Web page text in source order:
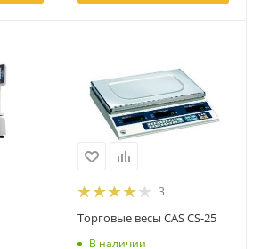
3
Торговые весы CAS CS-25
В наличии